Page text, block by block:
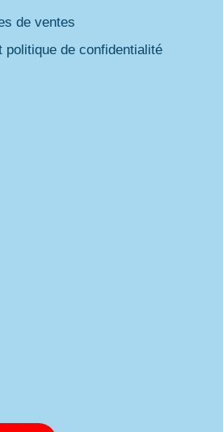
de ventes
politique de confidentialité